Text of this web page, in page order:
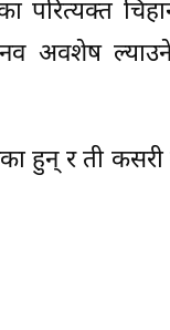
परित्यक्त
अवशेष ल्याउने
हुन् र ती